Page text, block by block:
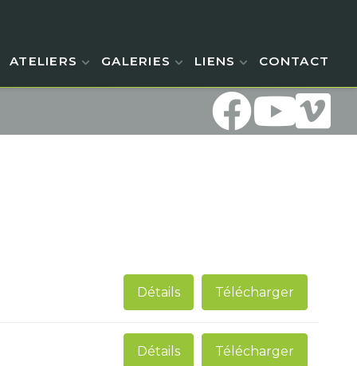
ATELIERS GALERIES LIENS CONTACT
Télécharger
Détails
Télécharger
Détails